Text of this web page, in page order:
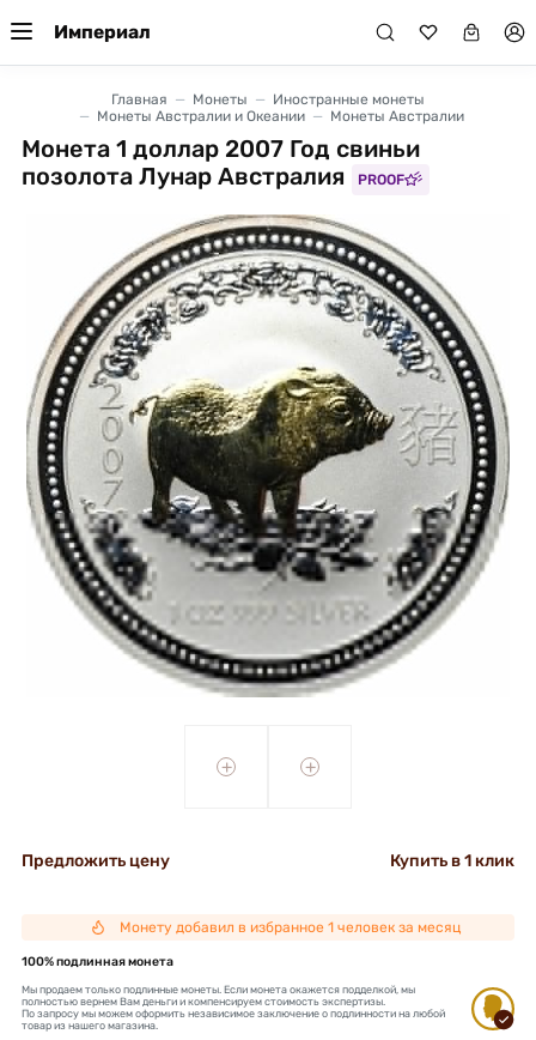
Империал
Главная Монеты
Иностранные монеты
Монеты Австралии и Океании
Монеты Австралии
Монета 1 доллар 2007 Год свиньи
позолота Лунар Австралия
PROOF
+ +
Предложить цену Купить в 1 клик
Монету добавил в избранное 1 человек за месяц
100% подлинная монета
Мы продаем только подлинные монеты. Если монета окажется подделкой, мы
полностью вернем Вам деньги и компенсируем стоимость экспертизы.
По запросу мы можем оформить независимое заключение о подлинности на любой
товар из нашего магазина.